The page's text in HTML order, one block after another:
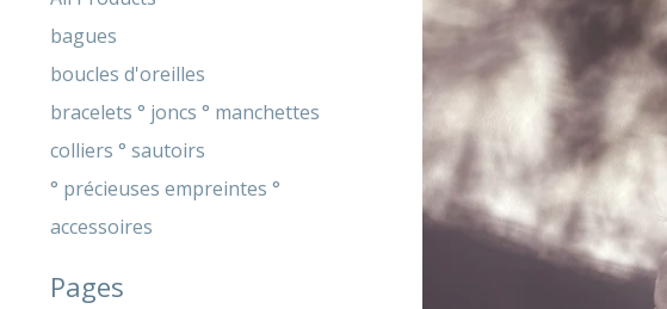
bagues
boucles d'oreilles
bracelets ° joncs ° manchettes
colliers ° sautoirs
° précieuses empreintes °
accessoires
Pages